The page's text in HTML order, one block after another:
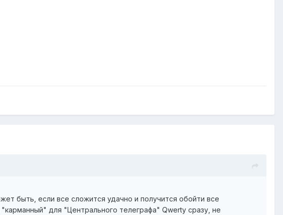
быть, если все сложится удачно и получится обойти все
для "Центрального телеграфа" Qwerty сразу, не